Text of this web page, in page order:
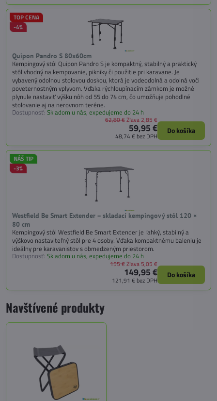
Quipon Pandro S 80x60cm
TOP CENA
-4%
Kempingový stôl Quipon Pandro S je kompaktný, stabilný a praktický
stôl vhodný na kempovanie, pikniky či použitie pri karavane. Je
vybavený odolnou stolovou doskou, ktorá je vodeodolná a odolná voči
poveternostným vplyvom. Vďaka rýchloupínacím zámkom je možné
plynule nastaviť výšku nôh od 55 do 74 cm, čo umožňuje pohodlné
stolovanie aj na nerovnom teréne.
Dostupnosť:Skladom u nás, expedujeme do 24 h
59,95 €
48,74 € bez DPH
62,80 €Zľava 2,85 €
Do košíka
Westfield Be Smart Extender – skladací kempingový stôl 120 ×
80 cm
NÁŠ TIP
-3%
Kempingový stôl Westfield Be Smart Extender je ľahký, stabilný a
výškovo nastaviteľný stôl pre 4 osoby. Vďaka kompaktnému baleniu je
ideálny pre karavanistov s obmedzeným priestorom.
Dostupnosť: Skladom u nás, expedujeme do 24 h
149,95 €
121,91 € bez DPH
155 €Zľava 5,05 €
Do košíka
Navštívené produkty